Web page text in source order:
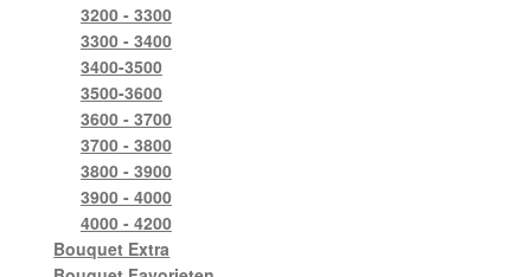
3200 - 3300
3300 - 3400
3400-3500
3500-3600
3600 - 3700
3700 - 3800
3800 - 3900
3900 - 4000
4000 - 4200
Bouquet Extra